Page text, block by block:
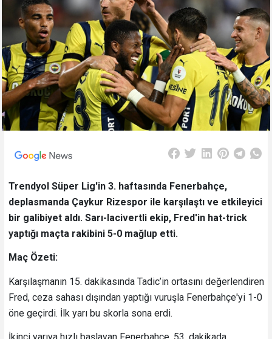
Trendyol Süper Lig'in 3. haftasında Fenerbahçe,
deplasmanda Çaykur Rizespor ile karşılaştı ve etkileyici
bir galibiyet aldı. Sarı-lacivertli ekip, Fred'in hat-trick
yaptığı maçta rakibini 5-0 mağlup etti.
Maç Özeti:
Karşılaşmanın 15. dakikasında Tadic’in ortasını değerlendiren
Fred, ceza sahası dışından yaptığı vuruşla Fenerbahçe'yi 1-0
öne geçirdi. İlk yarı bu skorla sona erdi.